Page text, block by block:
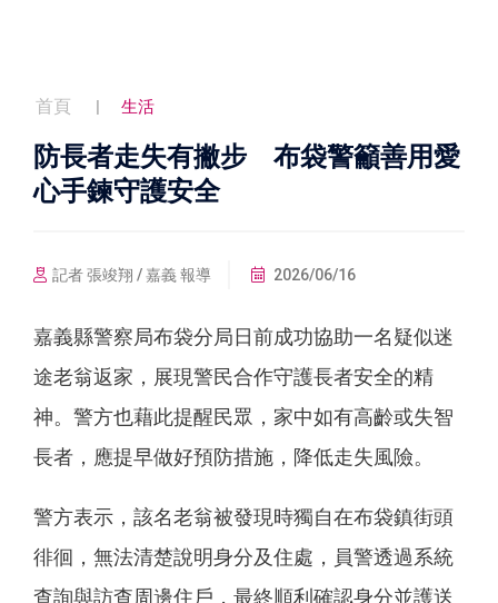
首頁 生活
防長者走失有撇步 布袋警籲善用愛
心手鍊守護安全
記者 張竣翔 / 嘉義 報導 2026/06/16
嘉義縣警察局布袋分局日前成功協助一名疑似迷
途老翁返家，展現警民合作守護長者安全的精
神。警方也藉此提醒民眾，家中如有高齡或失智
長者，應提早做好預防措施，降低走失風險。
警方表示，該名老翁被發現時獨自在布袋鎮街頭
徘徊，無法清楚說明身分及住處，員警透過系統
查詢與訪查周邊住戶，最終順利確認身分並護送